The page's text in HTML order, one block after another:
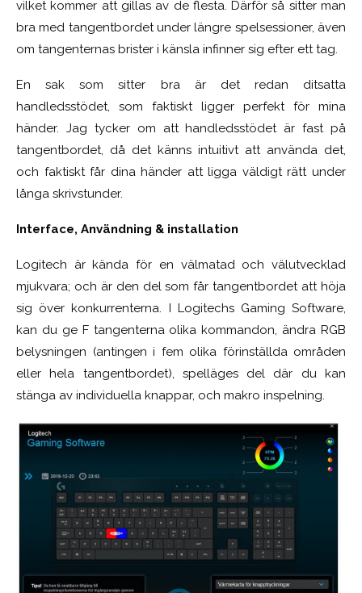
vilket kommer att gillas av de flesta. Därför så sitter man
bra med tangentbordet under längre spelsessioner, även
om tangenternas brister i känsla infinner sig efter ett tag.
En sak som sitter bra är det redan ditsatta
handledsstödet, som faktiskt ligger perfekt för mina
händer. Jag tycker om att handledsstödet är fast på
tangentbordet, då det känns intuitivt att använda det,
och faktiskt får dina händer att ligga väldigt rätt under
långa skrivstunder.
Interface, Användning & installation
Logitech är kända för en välmatad och välutvecklad
mjukvara; och är den del som får tangentbordet att höja
sig över konkurrenterna. I Logitechs Gaming Software,
kan du ge F tangenterna olika kommandon, ändra RGB
belysningen (antingen i fem olika förinställda områden
eller hela tangentbordet), spelläges del där du kan
stänga av individuella knappar, och makro inspelning.